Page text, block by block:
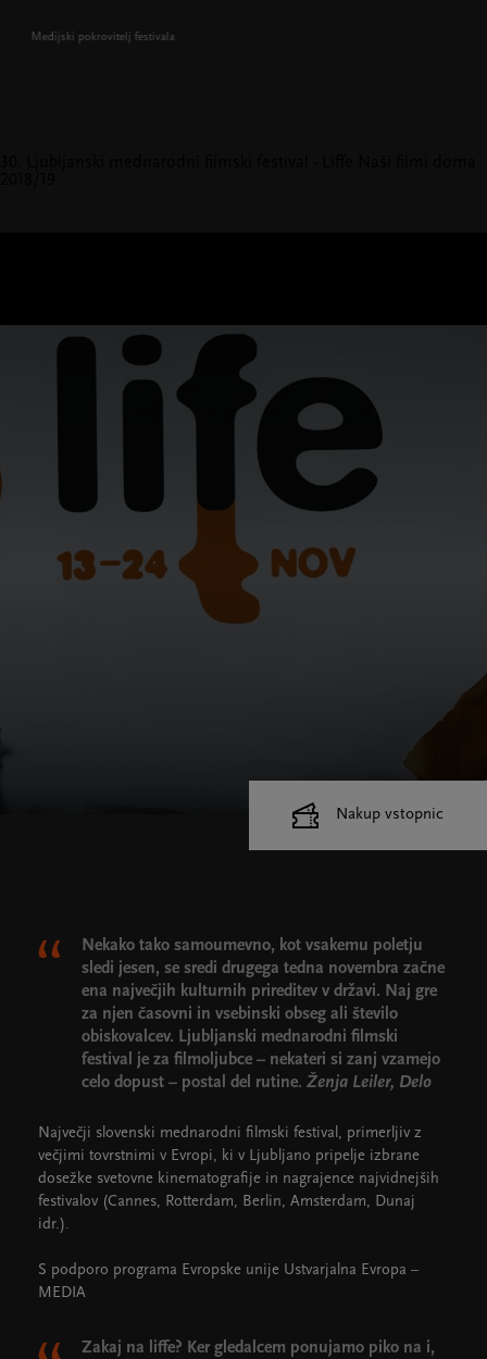
Nekako tako samoumevno, kot vsakemu poletju
sledi jesen, se sredi drugega tedna novembra začne
ena največjih kulturnih prireditev v državi. Naj gre
za njen časovni in vsebinski obseg ali število
obiskovalcev. Ljubljanski mednarodni filmski
festival je za filmoljubce – nekateri si zanj vzamejo
celo dopust – postal del rutine. Ženja Leiler, Delo
Največji slovenski mednarodni filmski festival, primerljiv z
večjimi tovrstnimi v Evropi, ki v Ljubljano pripelje izbrane
dosežke svetovne kinematografije in nagrajence najvidnejših
festivalov (Cannes, Rotterdam, Berlin, Amsterdam, Dunaj
idr.).
S podporo programa Evropske unije Ustvarjalna Evropa –
MEDIA
Zakaj na liffe? Ker gledalcem ponujamo piko na i,
Nakup vstopnic